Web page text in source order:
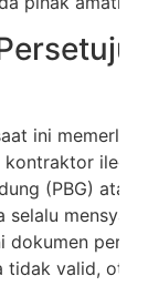
ini
(PBG)
valid,